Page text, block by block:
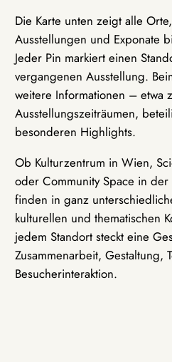
Die Karte unten zeigt alle
Ausstellungen und Exponate
Jeder Pin markiert einen
vergangenen Ausstellung.
weitere Informationen – etwa
Ausstellungszeiträumen,
besonderen Highlights.
Ob Kulturzentrum in Wien,
oder Community Space in
finden in ganz
kulturellen und thematischen
jedem Standort steckt eine
Zusammenarbeit, Gestaltung,
Besucherinteraktion.